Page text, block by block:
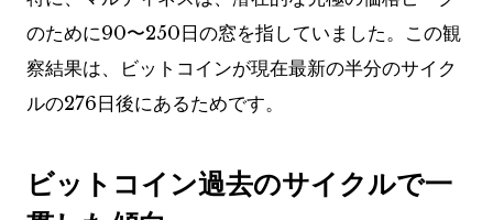
のために90〜250日の窓を指していました。この観
察結果は、ビットコインが現在最新の半分のサイク
ルの276日後にあるためです。
ビットコイン過去のサイクルで一